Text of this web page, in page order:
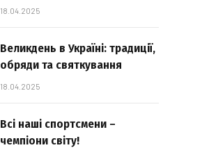
18.04.2025
Великдень в Україні: традиції,
обряди та святкування
18.04.2025
Всі наші спортсмени –
чемпіони світу!